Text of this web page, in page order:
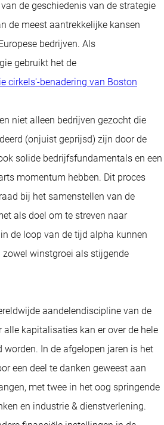
de geschiedenis van de strategie
de meest aantrekkelijke kansen
bedrijven. Als
gebruikt het de
cirkels'-benadering van Boston
niet alleen bedrijven gezocht die
(onjuist geprijsd) zijn door de
solide bedrijfsfundamentals en een
momentum hebben. Dit proces
bij het samenstellen van de
als doel om te streven naar
de loop van de tijd alpha kunnen
zowel winstgroei als stijgende
aandelendiscipline van de
alle kapitalisaties kan er over de hele
worden. In de afgelopen jaren is het
een deel te danken geweest aan
met twee in het oog springende
en industrie & dienstverlening.